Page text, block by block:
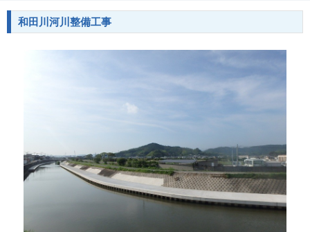
和田川河川整備工事